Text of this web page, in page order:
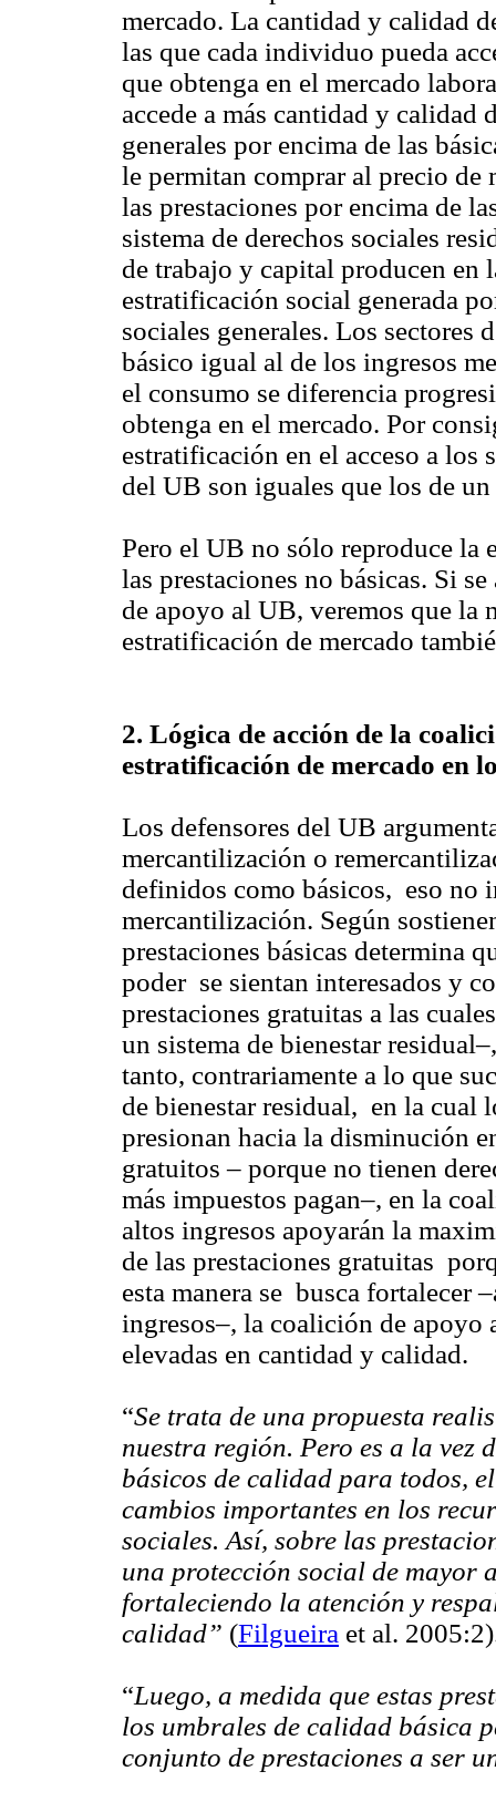
mercado. La cantidad y calidad
las que cada individuo pueda
que obtenga en el mercado
accede a más cantidad y calidad
generales por encima de las
le permitan comprar al precio de
las prestaciones por encima de
sistema de derechos sociales
de trabajo y capital producen
estratificación social generada
sociales generales. Los sectores
básico igual al de los ingresos
el consumo se diferencia
obtenga en el mercado. Por
estratificación en el acceso a los
del UB son iguales que los de
Pero el UB no sólo reproduce la
las prestaciones no básicas. Si
de apoyo al UB, veremos que la
estratificación de mercado
2. Lógica de acción de la
estratificación de mercado en
Los defensores del UB
mercantilización o
definidos como básicos, eso no
mercantilización. Según
prestaciones básicas determina
poder se sientan interesados y
prestaciones gratuitas a las
un sistema de bienestar
tanto, contrariamente a lo que
de bienestar residual, en la cual
presionan hacia la disminución
gratuitos – porque no tienen
más impuestos pagan–, en la
altos ingresos apoyarán la
de las prestaciones gratuitas
esta manera se busca fortalecer
ingresos–, la coalición de apoyo
elevadas en cantidad y calidad.
“Se trata de una propuesta
nuestra región. Pero es a la vez
básicos de calidad para todos,
cambios importantes en los
sociales. Así, sobre las
una protección social de mayor
fortaleciendo la atención y
calidad” (Filgueira et al.
“Luego, a medida que estas
los umbrales de calidad básica
conjunto de prestaciones a ser